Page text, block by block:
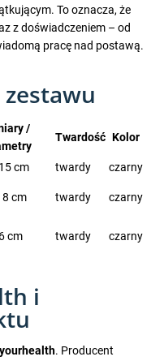
To oznacza, że
z doświadczeniem – od
pracę nad postawą.
/
Twardość Kolor
cm twardy
czarny
8 cm twardy czarny
cm twardy czarny
i
. Producent